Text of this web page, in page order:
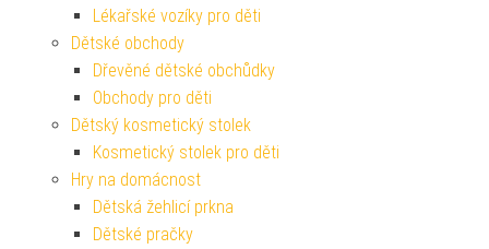
Lékařské vozíky pro děti
Dětské obchody
Dřevěné dětské obchůdky
Obchody pro děti
Dětský kosmetický stolek
Kosmetický stolek pro děti
Hry na domácnost
Dětská žehlicí prkna
Dětské pračky